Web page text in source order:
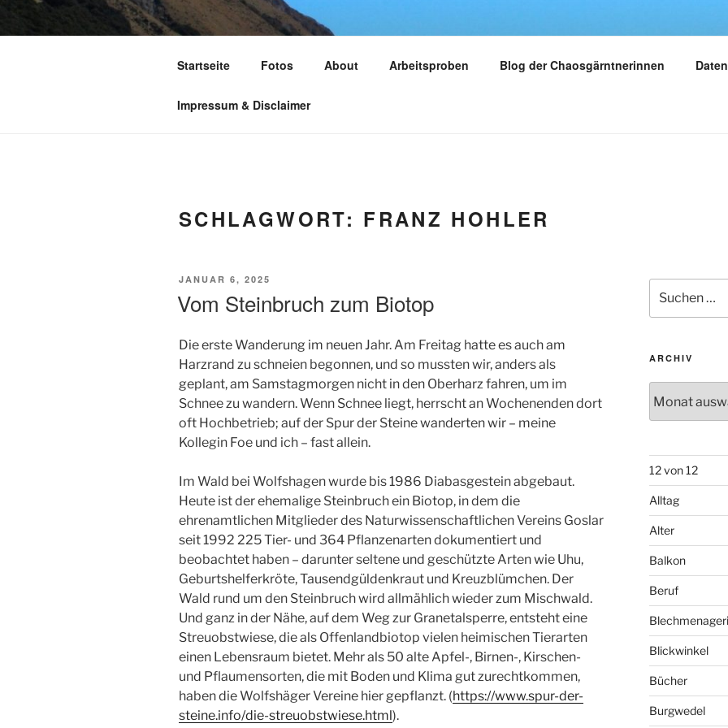
TIME TO FLY
Startseite Fotos About Arbeitsproben Blog der Chaosgärntnerinnen
Impressum & Disclaimer
SCHLAGWORT: FRANZ HOHLER
VERÖFFENTLICHT
JANUAR 6, 2025
Vom Steinbruch zum Biotop
Die erste Wanderung im neuen Jahr. Am Freitag hatte es auch am
Harzrand zu schneien begonnen, und so mussten wir, anders als
geplant, am Samstagmorgen nicht in den Oberharz fahren, um im
Schnee zu wandern. Wenn Schnee liegt, herrscht an Wochenenden dort
oft Hochbetrieb; auf der Spur der Steine wanderten wir – meine
Kollegin Foe und ich – fast allein.
Im Wald bei Wolfshagen wurde bis 1986 Diabasgestein abgebaut.
Heute ist der ehemalige Steinbruch ein Biotop, in dem die
ehrenamtlichen Mitglieder des Naturwissenschaftlichen Vereins Goslar
seit 1992 225 Tier- und 364 Pflanzenarten dokumentiert und
beobachtet haben – darunter seltene und geschützte Arten wie Uhu,
Geburtshelferkröte, Tausendgüldenkraut und Kreuzblümchen. Der
Wald rund um den Steinbruch wird allmählich wieder zum Mischwald.
Und ganz in der Nähe, auf dem Weg zur Granetalsperre, entsteht eine
Streuobstwiese, die als Offenlandbiotop vielen heimischen Tierarten
einen Lebensraum bietet. Mehr als 50 alte Apfel-, Birnen-, Kirschen-
und Pflaumensorten, die mit Boden und Klima gut zurechtkommen,
haben die Wolfshäger Vereine hier gepflanzt. (https://www.spur-der-
steine.info/die-streuobstwiese.html).
nach:
ARCHIV
12 von 12
Alltag
Alter
Balkon
Beruf
Blickwinkel
Bücher
Burgwedel